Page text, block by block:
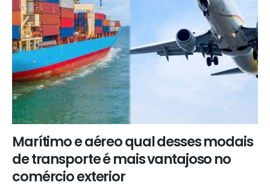
Marítimo e aéreo qual desses modais
de transporte é mais vantajoso no
comércio exterior